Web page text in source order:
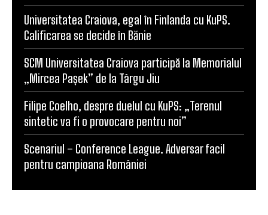
Universitatea Craiova, egal în Finlanda cu KuPS.
Calificarea se decide în Bănie
SCM Universitatea Craiova participă la Memorialul
„Mircea Pașek” de la Târgu Jiu
Filipe Coelho, despre duelul cu KuPS: „Terenul
sintetic va fi o provocare pentru noi”
Scenariul – Conference League. Adversar facil
pentru campioana României